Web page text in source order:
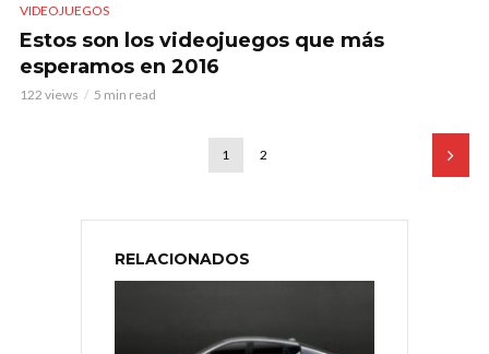
VIDEOJUEGOS
Estos son los videojuegos que más
esperamos en 2016
122 views 5 min read
1 2
RELACIONADOS